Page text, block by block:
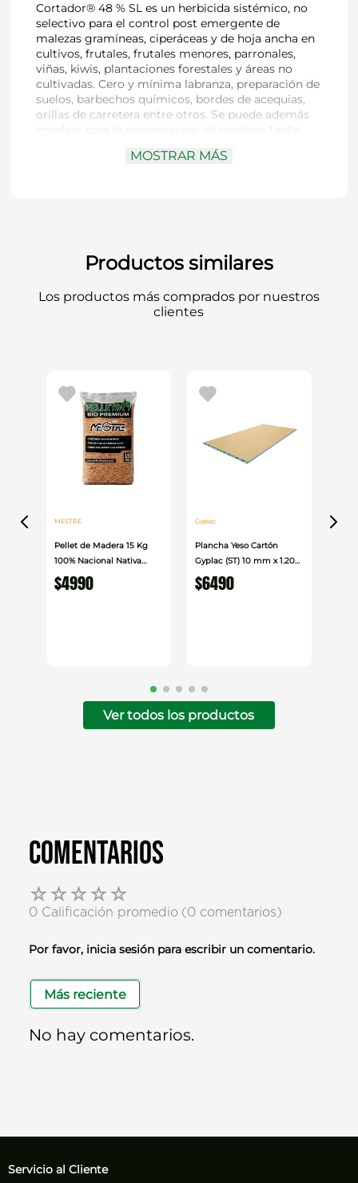
Cortador® 48 % SL es un herbicida sistémico, no
selectivo para el control post emergente de
malezas gramíneas, ciperáceas y de hoja ancha en
cultivos, frutales, frutales menores, parronales,
viñas, kiwis, plantaciones forestales y áreas no
cultivadas. Cero y mínima labranza, preparación de
suelos, barbechos químicos, bordes de acequias,
orillas de carretera entre otros. Se puede además
emplear para la regeneración de praderas tanto
puede utilizar para la preparación de sitios baldíos
MOSTRAR MÁS
Productos similares
Los productos más comprados por nuestros
clientes
MESTRE
Pellet de Madera 15 Kg
100% Nacional Nativa
Mestre
$4990
Gyplac
Plancha Yeso Cartón
Gyplac (ST) 10 mm x 1.20
cm x 2.40cm
$6490
Ver todos los productos
Comentarios
☆☆☆☆☆
0 Calificación promedio (0 comentarios)
Por favor, inicia sesión para escribir un comentario.
Más reciente
No hay comentarios.
Servicio al Cliente